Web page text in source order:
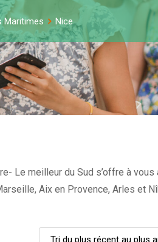
Maritimes Nice
Le meilleur du Sud s’offre à vous
Aix en Provence, Arles et